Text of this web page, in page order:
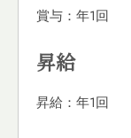
賞与：年1回
昇給
昇給：年1回